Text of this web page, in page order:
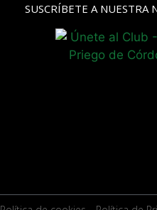
SUSCRÍBETE A NUESTRA